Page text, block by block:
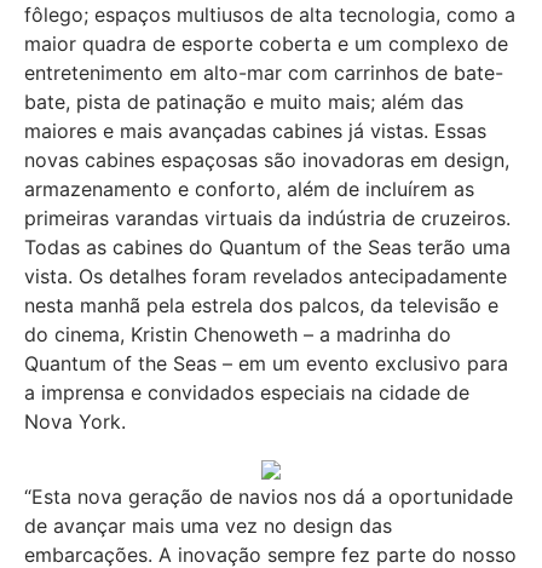
fôlego; espaços multiusos de alta tecnologia, como a
maior quadra de esporte coberta e um complexo de
entretenimento em alto-mar com carrinhos de bate-
bate, pista de patinação e muito mais; além das
maiores e mais avançadas cabines já vistas. Essas
novas cabines espaçosas são inovadoras em design,
armazenamento e conforto, além de incluírem as
primeiras varandas virtuais da indústria de cruzeiros.
Todas as cabines do Quantum of the Seas terão uma
vista. Os detalhes foram revelados antecipadamente
nesta manhã pela estrela dos palcos, da televisão e
do cinema, Kristin Chenoweth – a madrinha do
Quantum of the Seas – em um evento exclusivo para
a imprensa e convidados especiais na cidade de
Nova York.
“Esta nova geração de navios nos dá a oportunidade
de avançar mais uma vez no design das
embarcações. A inovação sempre fez parte do nosso